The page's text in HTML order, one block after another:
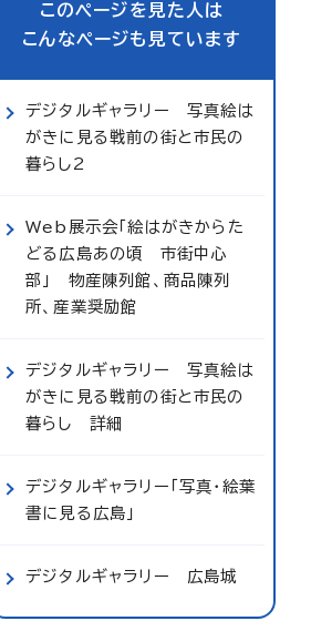
このページを見た人は
こんなページも見ています
デジタルギャラリー 写真絵は
がきに見る戦前の街と市民の
暮らし2
Web展示会「絵はがきからた
どる広島あの頃 市街中心
部」 物産陳列館、商品陳列
所、産業奨励館
デジタルギャラリー 写真絵は
がきに見る戦前の街と市民の
暮らし 詳細
デジタルギャラリー「写真・絵葉
書に見る広島」
デジタルギャラリー 広島城